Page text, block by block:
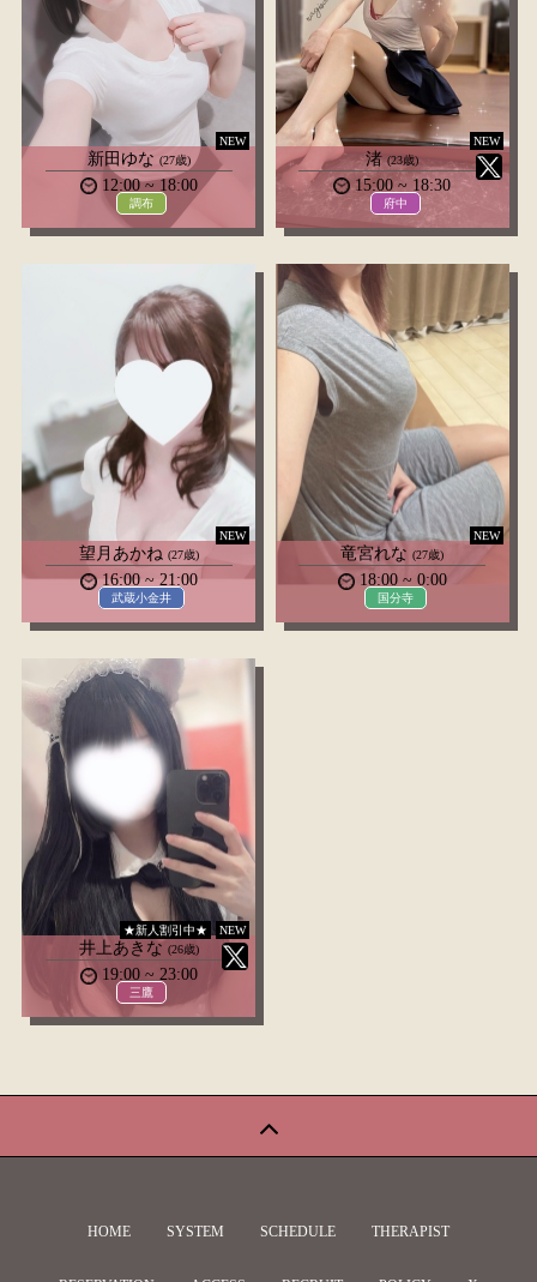
NEW
新田ゆな (27歳)
12:00 ~ 18:00
調布
NEW
渚(23歳)
15:00 ~ 18:30
府中
NEW
望月あかね (27歳)
16:00 ~ 21:00
武蔵小金井
NEW
竜宮れな(27歳)
18:00 ~ 0:00
国分寺
★新人割引中★ NEW
井上あきな (26歳)
19:00 ~ 23:00
三鷹
HOME SYSTEM SCHEDULE THERAPIST